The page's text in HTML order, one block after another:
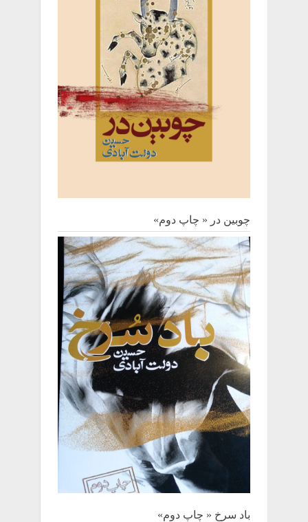
چوبین‌ در « چاپ دوم»
باد سرخ « چاپ دوم»